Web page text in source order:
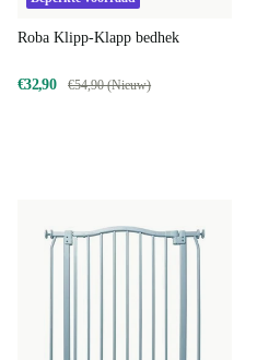
Roba Klipp-Klapp bedhek
€32,90 €54,90 (Nieuw)